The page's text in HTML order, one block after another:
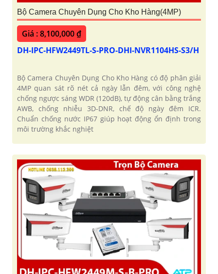
Bộ Camera Chuyên Dụng Cho Kho Hàng(4MP)
Giá : 8,100,000 ₫
DH-IPC-HFW2449TL-S-PRO-DHI-NVR1104HS-S3/H
Bộ Camera Chuyên Dụng Cho Kho Hàng có độ phân giải
4MP quan sát rõ nét cả ngày lẫn đêm, với công nghệ
chống ngược sáng WDR (120dB), tự động cân bằng trắng
AWB, chống nhiễu 3D-DNR, chế độ ngày đêm ICR.
Chuẩn chống nước IP67 giúp hoạt động ổn định trong
môi trường khắc nghiệt